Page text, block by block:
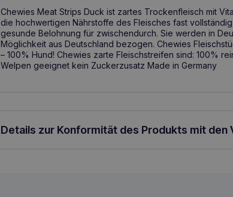
Chewies Meat Strips Duck ist zartes Trockenfleisch mit
die hochwertigen Nährstoffe des Fleisches fast
gesunde Belohnung für zwischendurch. Sie werden in
Möglichkeit aus Deutschland bezogen. Chewies
– 100% Hund! Chewies zarte Fleischstreifen sind: 100%
Welpen geeignet kein Zuckerzusatz Made in Germany
Details zur Konformität des Produkts mit